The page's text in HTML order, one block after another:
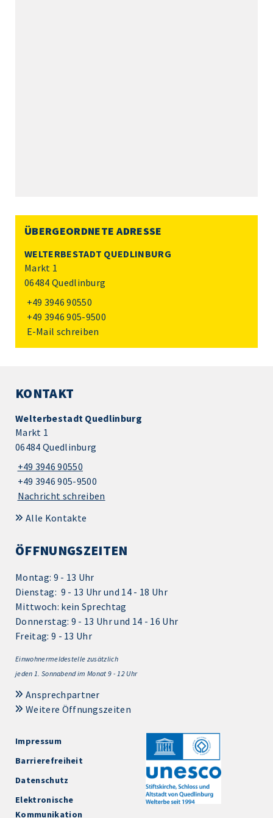
ÜBERGEORDNETE ADRESSE
WELTERBESTADT QUEDLINBURG
Markt 1
06484 Quedlinburg
+49 3946 90550
+49 3946 905-9500
E-Mail schreiben
KONTAKT
Welterbestadt Quedlinburg
Markt 1
06484 Quedlinburg
+49 3946 90550
+49 3946 905-9500
Nachricht schreiben
Alle Kontakte
ÖFFNUNGSZEITEN
Montag: 9 - 13 Uhr
Dienstag: 9 - 13 Uhr und 14 - 18 Uhr
Mittwoch: kein Sprechtag
Donnerstag: 9 - 13 Uhr und 14 - 16 Uhr
Freitag: 9 - 13 Uhr
Einwohnermeldestelle zusätzlich
jeden 1. Sonnabend im Monat 9 - 12 Uhr
Ansprechpartner
Weitere Öffnungszeiten
Impressum
Barrierefreiheit
Datenschutz
Elektronische
Kommunikation